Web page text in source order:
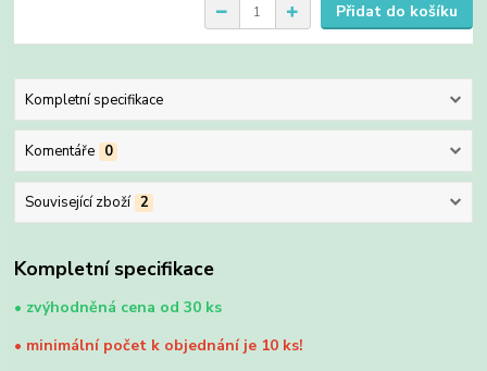
Přidat do košíku
Kompletní specifikace
Komentáře 0
Související zboží 2
Kompletní specifikace
• zvýhodněná cena od 30 ks
• minimální počet k objednání je 10 ks!